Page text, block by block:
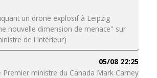
un drone explosif à Leipzig
nouvelle dimension de menace" sur
de l'Intérieur)
05/08 22:25
Premier ministre du Canada Mark Carney